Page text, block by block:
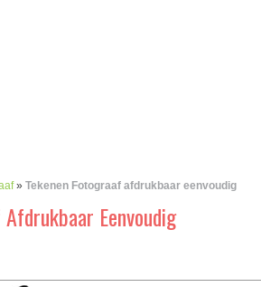
» Tekenen Fotograaf afdrukbaar eenvoudig
Eenvoudig